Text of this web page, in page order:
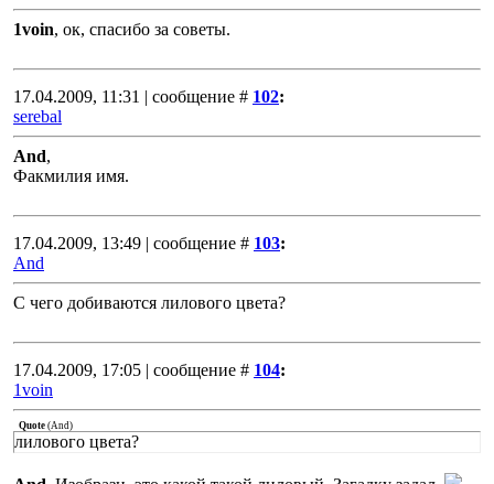
1voin, ок, спасибо за советы.
17.04.2009, 11:31 | сообщение # 102:
serebal
And,
Факмилия имя.
17.04.2009, 13:49 | сообщение # 103:
And
С чего добиваются лилового цвета?
17.04.2009, 17:05 | сообщение # 104:
1voin
Quote (And)
лилового цвета?